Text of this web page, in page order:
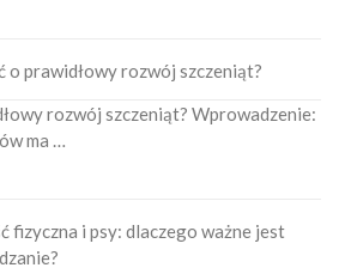
o prawidłowy rozwój szczeniąt?
rozwój szczeniąt? Wprowadzenie:
ma …
fizyczna i psy: dlaczego ważne jest